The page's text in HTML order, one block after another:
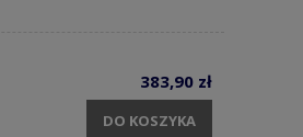
383,90 zł
DO KOSZYKA